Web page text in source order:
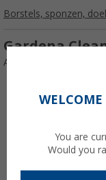
Borstels, sponzen,
Gardena
Artikelnr: 155093
You are
Would you